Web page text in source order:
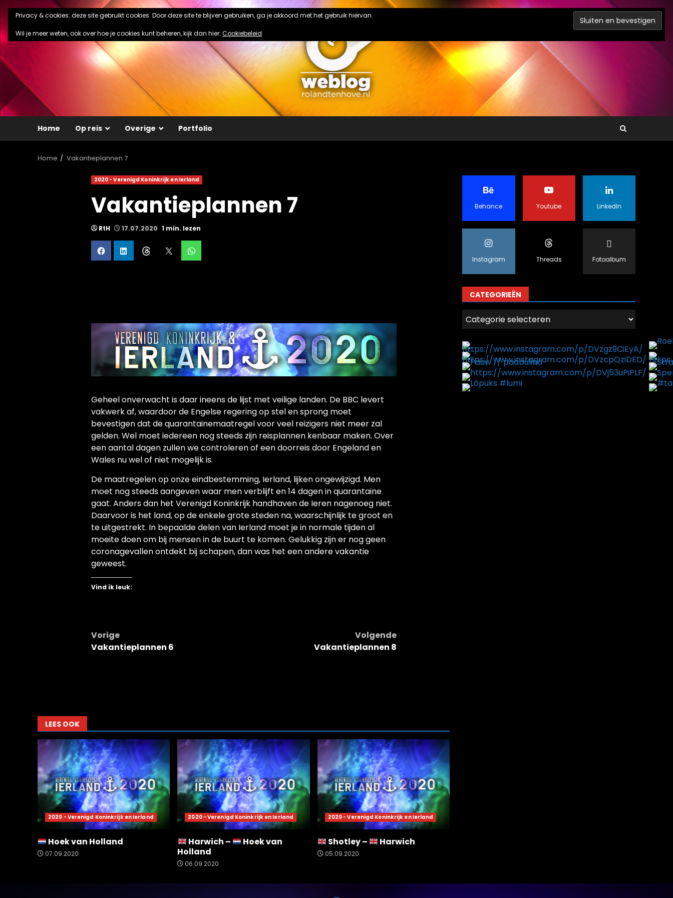
Ga
naar
de
inhoud
Home Op reis Overige Portfolio
Home Vakantieplannen 7
2020 - Verenigd Koninkrijk en Ierland
Vakantieplannen 7
RtH 17.07.2020 1 min. lezen
Geheel onverwacht is daar ineens de lijst met veilige landen. De BBC levert
vakwerk af, waardoor de Engelse regering op stel en sprong moet
bevestigen dat de quarantainemaatregel voor veel reizigers niet meer zal
gelden. Wel moet iedereen nog steeds zijn reisplannen kenbaar maken. Over
een aantal dagen zullen we controleren of een doorreis door Engeland en
Wales nu wel of niet mogelijk is.
De maatregelen op onze eindbestemming, Ierland, lijken ongewijzigd. Men
moet nog steeds aangeven waar men verblijft en 14 dagen in quarantaine
gaat. Anders dan het Verenigd Koninkrijk handhaven de Ieren nagenoeg niet.
Daarvoor is het land, op de enkele grote steden na, waarschijnlijk te groot en
te uitgestrekt. In bepaalde delen van Ierland moet je in normale tijden al
moeite doen om bij mensen in de buurt te komen. Gelukkig zijn er nog geen
coronagevallen ontdekt bij schapen, dan was het een andere vakantie
geweest.
Vind ik leuk:
Bericht
navigatie
Vorige
Vakantieplannen 6
Volgende
Vakantieplannen 8
LEES OOK
2020 - Verenigd Koninkrijk en Ierland
Hoek van Holland
07.09.2020
2020 - Verenigd Koninkrijk en Ierland
Harwich –
Hoek van
Holland
06.09.2020
2020 - Verenigd Koninkrijk en Ierland
Shotley – Harwich
05.09.2020
Behance Youtube LinkedIn
Instagram Threads Fotoalbum
CATEGORIEËN
Categorieën
Privacy & cookies: deze site gebruikt cookies. Door deze site te blijven gebruiken, ga je akkoord met het gebruik hiervan.
Wil je meer weten, ook over hoe je cookies kunt beheren, kijk dan hier: Cookiebeleid